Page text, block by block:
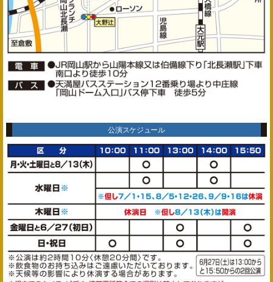
公演スケジュール